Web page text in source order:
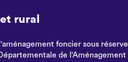
rural
foncier sous
de l'Aménagement